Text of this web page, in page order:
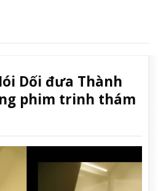
Dối đưa Thành
phim trinh thám